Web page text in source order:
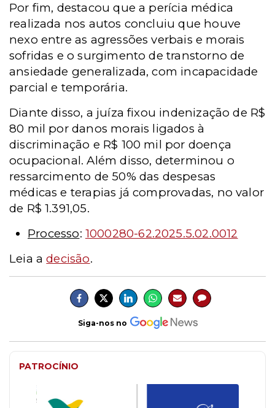
Por fim, destacou que a perícia médica
realizada nos autos concluiu que houve
nexo entre as agressões verbais e morais
sofridas e o surgimento de transtorno de
ansiedade generalizada, com incapacidade
parcial e temporária.
Diante disso, a juíza fixou indenização de R$
80 mil por danos morais ligados à
discriminação e R$ 100 mil por doença
ocupacional. Além disso, determinou o
ressarcimento de 50% das despesas
médicas e terapias já comprovadas, no valor
de R$ 1.391,05.
Processo: 1000280-62.2025.5.02.0012
Leia adecisão.
Siga-nos no
PATROCÍNIO